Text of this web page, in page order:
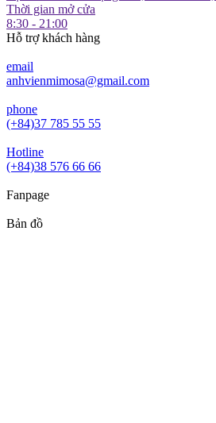
Thời gian mở cửa
8:30 - 21:00
Hỗ trợ khách hàng
email
anhvienmimosa@gmail.com
phone
(+84)37 785 55 55
Hotline
(+84)38 576 66 66
Fanpage
Bản đồ